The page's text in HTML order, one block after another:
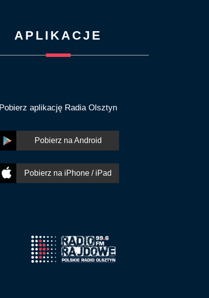
APLIKACJE
Pobierz aplikację Radia Olsztyn
Pobierz na Android
Pobierz na iPhone / iPad